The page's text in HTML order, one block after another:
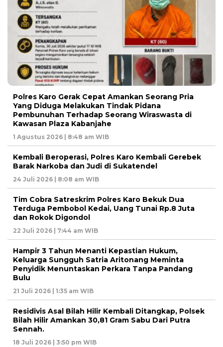
Polres Karo Gerak Cepat Amankan Seorang Pria
Yang Diduga Melakukan Tindak Pidana
Pembunuhan Terhadap Seorang Wiraswasta di
Kawasan Plaza Kabanjahe
1 Agustus 2026 | 8:48 am WIB
Kembali Beroperasi, Polres Karo Kembali Gerebek
Barak Narkoba dan Judi di Sukatendel
24 Juli 2026 | 8:08 am WIB
Tim Cobra Satreskrim Polres Karo Bekuk Dua
Terduga Pembobol Kedai, Uang Tunai Rp.8 Juta
dan Rokok Digondol
22 Juli 2026 | 7:44 am WIB
Hampir 3 Tahun Menanti Kepastian Hukum,
Keluarga Sungguh Satria Aritonang Meminta
Penyidik Menuntaskan Perkara Tanpa Pandang
Bulu
21 Juli 2026 | 1:35 am WIB
Residivis Asal Bilah Hilir Kembali Ditangkap, Polsek
Bilah Hilir Amankan 30,81 Gram Sabu Dari Putra
Sennah.
18 Juli 2026 | 3:50 pm WIB